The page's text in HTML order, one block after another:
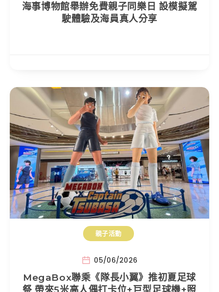
海事博物館舉辦免費親子同樂日 設模擬駕
駛體驗及海員真人分享
親子活動
05/06/2026
MegaBox聯乘《隊長小翼》推初夏足球